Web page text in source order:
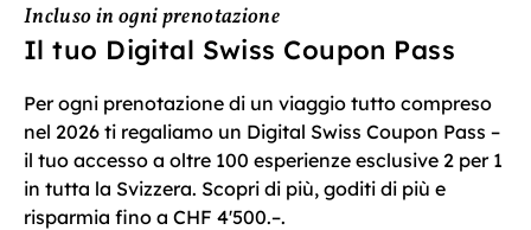
Incluso in ogni prenotazione
Il tuo Digital Swiss Coupon Pass
Per ogni prenotazione di un viaggio tutto compreso
nel 2026 ti regaliamo un Digital Swiss Coupon Pass –
il tuo accesso a oltre 100 esperienze esclusive 2 per 1
in tutta la Svizzera. Scopri di più, goditi di più e
risparmia fino a CHF 4'500.–.